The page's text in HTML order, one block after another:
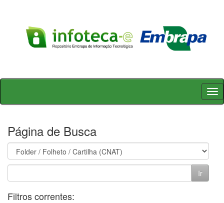
Skip
Página de Busca
Filtros correntes: